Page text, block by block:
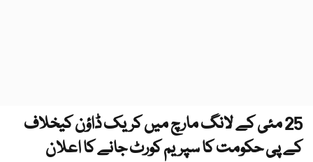
25 مئی کے لانگ مارچ میں کریک ڈاؤن کیخلاف
کے پی حکومت کا سپریم کورٹ جانے کا اعلان